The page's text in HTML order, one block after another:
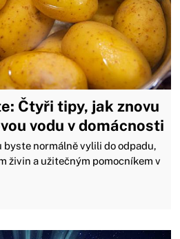
Čtyři tipy, jak znovu
vodu v domácnosti
byste normálně vylili do odpadu,
živin a užitečným pomocníkem v